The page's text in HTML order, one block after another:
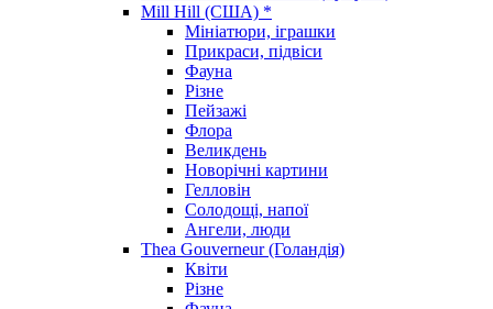
Mill Hill (США) *
Мініатюри, іграшки
Прикраси, підвіси
Фауна
Різне
Пейзажі
Флора
Великдень
Новорічні картини
Гелловін
Солодощі, напої
Ангели, люди
Thea Gouverneur (Голандія)
Квіти
Різне